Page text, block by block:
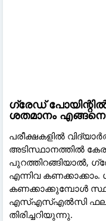
ഗ്രേഡ്
ശതമാനം എങ്ങനെ
പരീക്ഷകളിൽ
അടിസ്ഥാനത്തിൽ
പുറത്തിറങ്ങിയാൽ,
എന്നിവ കണക്കാക്കാം.
കണക്കാക്കുമ്പോൾ
എസ്എസ്എൽസി
തിരിച്ചറിയുന്നു.